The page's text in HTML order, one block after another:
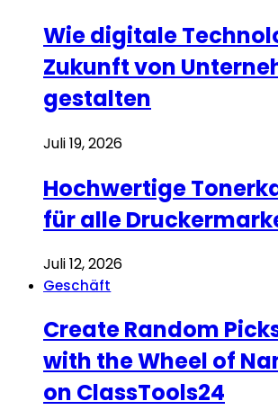
Wie digitale
Zukunft von
gestalten
Juli 19, 2026
Hochwertige
für alle
Juli 12, 2026
Geschäft
Create Random
with the Wheel of
on ClassTools24